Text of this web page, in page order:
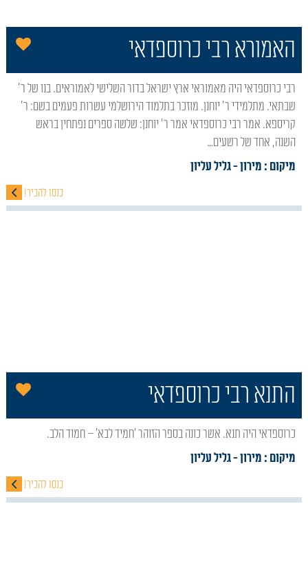
האמורא רבי כרוספדאי
רבי כרוספדאי היה מאמוראי ארץ ישראל בדור השלישי לאמוראים. בנו של ר'
שבתאי. מתלמידי ר' יוחנן. מוזכר בתלמוד הירושלמי עשרות פעמים בשם: ר'
קריספא. אמר רבי כרוספדאי אמר ר' יוחנן: שלשה ספרים נפתחין בראש
השנה, אחד של רשעים…
מיקום : מירון- גליל עליון
כנסו להכיר!
התנא רבי כרוספדאי
כרוספדאי היה תנא. אשר כונה בספר הזוהר 'חמיד לבא' – חמוד הלב.
מיקום : מירון- גליל עליון
כנסו להכיר!